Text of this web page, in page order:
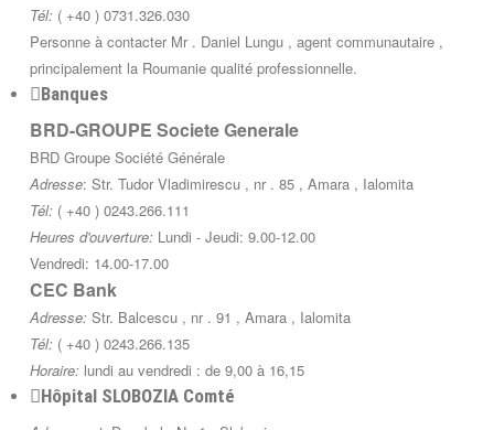
Tél: ( +40 ) 0731.326.030
Personne à contacter Mr . Daniel Lungu , agent communautaire ,
principalement la Roumanie qualité professionnelle.
Banques
BRD-GROUPE Societe Generale
BRD Groupe Société Générale
Adresse: Str. Tudor Vladimirescu , nr . 85 , Amara , Ialomita
Tél: ( +40 ) 0243.266.111
Heures d'ouverture: Lundi - Jeudi: 9.00-12.00
Vendredi: 14.00-17.00
CEC Bank
Adresse: Str. Balcescu , nr . 91 , Amara , Ialomita
Tél: ( +40 ) 0243.266.135
Horaire: lundi au vendredi : de 9,00 à 16,15
Hôpital SLOBOZIA Comté